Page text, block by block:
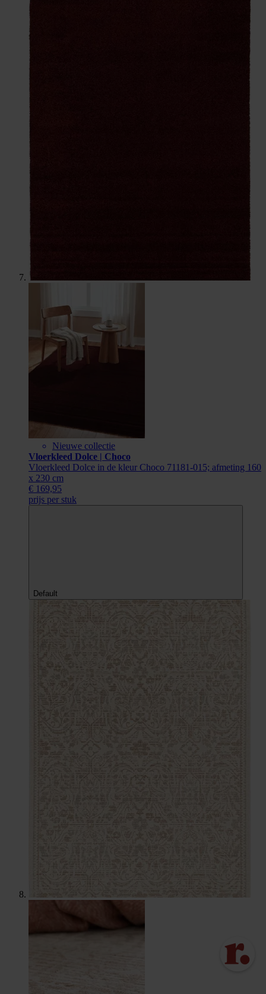
Nieuwe collectie
Vloerkleed Dolce | Choco
Vloerkleed Dolce in de kleur Choco 71181-015; afmeting 160
x 230 cm
€ 169,95
prijs per stuk
Default